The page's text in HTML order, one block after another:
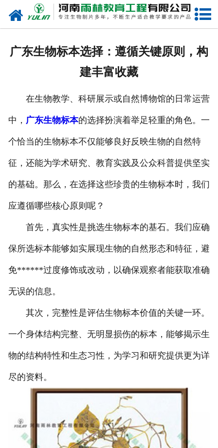
网站首页
联系我们
广东生物标本选择：遵循关键原则，构
建丰富收藏
在生物教学、科研展示或自然博物馆的日常运营
中， 广东生物标本的选择扮演着举足轻重的角色。一
个恰当的生物标本不仅能够良好反映生物的自然特
征，还能为学术研究、教育实践及公众科普提供坚实
的基础。那么，在选择这些珍贵的生物标本时，我们
应遵循哪些核心原则呢？
首先，真实性是挑选生物标本的基石。我们应确
保所选标本能够如实展现生物的自然形态和特征，避
免******过度修饰或改动，以确保观察者能获取准确
无误的信息。
其次，完整性是评估生物标本价值的关键一环。
一个身体结构完整、无明显损伤的标本，能够揭示生
物的结构特性和生态习性，为学习和研究提供更为详
尽的资料。